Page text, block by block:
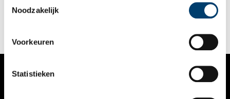
Noodzakelijk
Voorkeuren
Statistieken
bijzondere bewoners van die Nederlandse kastelen en
buitenplaatsen gevolgd. Zij hebben de missie om het